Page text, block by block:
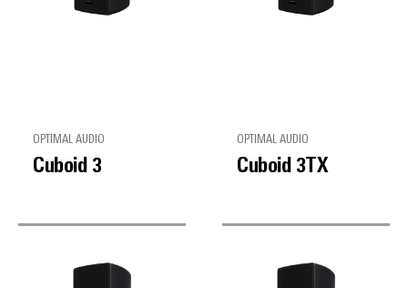
OPTIMAL AUDIO
Cuboid 3
OPTIMAL AUDIO
Cuboid 3TX